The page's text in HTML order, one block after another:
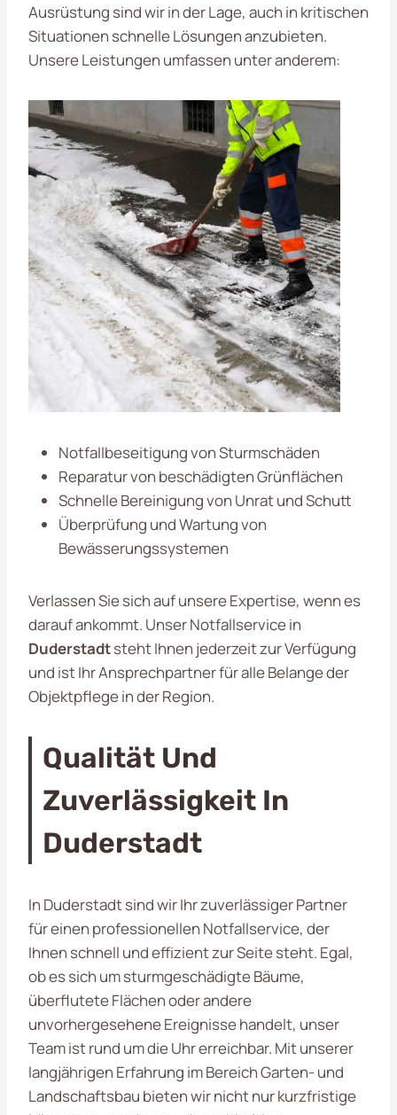
Ausrüstung sind wir in der Lage, auch in kritischen
Situationen schnelle Lösungen anzubieten.
Unsere Leistungen umfassen unter anderem:
Notfallbeseitigung von Sturmschäden
Reparatur von beschädigten Grünflächen
Schnelle Bereinigung von Unrat und Schutt
Überprüfung und Wartung von
Bewässerungssystemen
Verlassen Sie sich auf unsere Expertise, wenn es
darauf ankommt. Unser Notfallservice in
Duderstadtsteht Ihnen jederzeit zur Verfügung
und ist Ihr Ansprechpartner für alle Belange der
Objektpflege in der Region.
Qualität Und
Zuverlässigkeit In
Duderstadt
In Duderstadt sind wir Ihr zuverlässiger Partner
für einen professionellen Notfallservice, der
Ihnen schnell und effizient zur Seite steht. Egal,
ob es sich um sturmgeschädigte Bäume,
überflutete Flächen oder andere
unvorhergesehene Ereignisse handelt, unser
Team ist rund um die Uhr erreichbar. Mit unserer
langjährigen Erfahrung im Bereich Garten- und
Landschaftsbau bieten wir nicht nur kurzfristige